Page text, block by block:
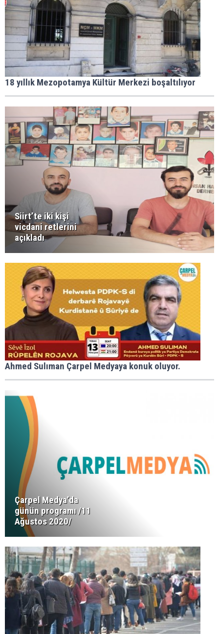
18 yıllık Mezopotamya Kültür Merkezi boşaltılıyor
Siirt’te iki kişi
vicdani retlerini
açıkladı
Ahmed Sulıman Çarpel Medyaya konuk oluyor.
Çarpel Medya’da
günün programı /11
Ağustos 2020/